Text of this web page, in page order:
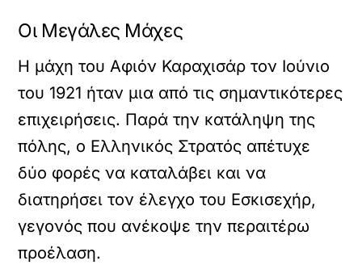
Οι Μεγάλες Μάχες
Η μάχη του Αφιόν Καραχισάρ τον Ιούνιο
του 1921 ήταν μια από τις σημαντικότερες
επιχειρήσεις. Παρά την κατάληψη της
πόλης, ο Ελληνικός Στρατός απέτυχε
δύο φορές να καταλάβει και να
διατηρήσει τον έλεγχο του Εσκισεχήρ,
γεγονός που ανέκοψε την περαιτέρω
προέλαση.